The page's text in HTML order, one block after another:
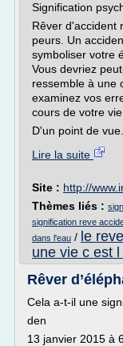
Signification
Rêver d'accident
peurs. Un
symboliser votre
Vous devriez
ressemble à une
examinez vos
cours de votre vie.
D'un point de vue...
Lire la suite
Site : http://
Thèmes liés :
signification reve
dans l'eau / le
une vie c est
Rêver
Cela a-t-il une
den
13 janvier 2015 à